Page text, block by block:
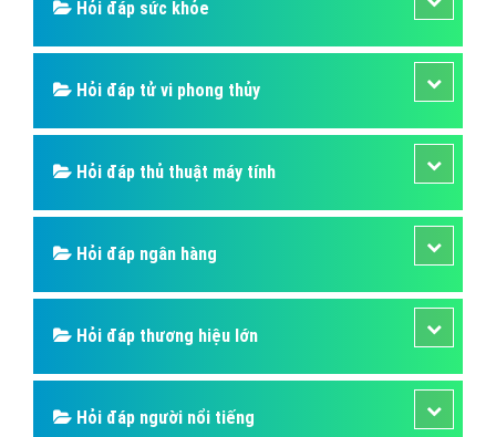
Hỏi đáp sức khỏe
Hỏi đáp tử vi phong thủy
Hỏi đáp thủ thuật máy tính
Hỏi đáp ngân hàng
Hỏi đáp thương hiệu lớn
Hỏi đáp người nổi tiếng